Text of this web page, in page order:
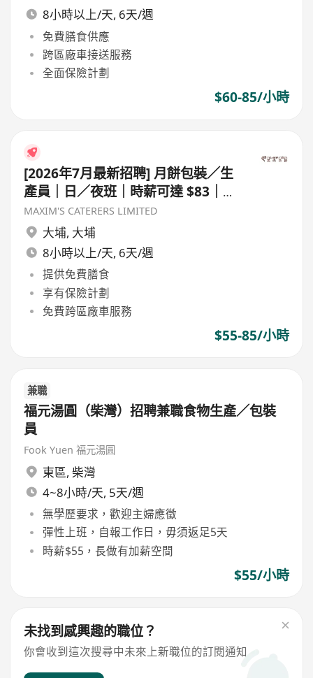
8小時以上/天, 6天/週
免費膳食供應
跨區廠車接送服務
全面保險計劃
$60-85/小時
[2026年7月最新招聘] 月餅包裝／生
產員｜日／夜班｜時薪可達 $83｜歡
迎暑期工
MAXIM'S CATERERS LIMITED
大埔, 大埔
8小時以上/天, 6天/週
提供免費膳食
享有保險計劃
免費跨區廠車服務
$55-85/小時
兼職
福元湯圓（柴灣）招聘兼職食物生產／包裝
員
Fook Yuen 福元湯圓
東區, 柴灣
4~8小時/天, 5天/週
無學歷要求，歡迎主婦應徵
彈性上班，自報工作日，毋須返足5天
時薪$55，長做有加薪空間
$55/小時
未找到感興趣的職位？
你會收到這次搜尋中未來上新職位的訂閱通知